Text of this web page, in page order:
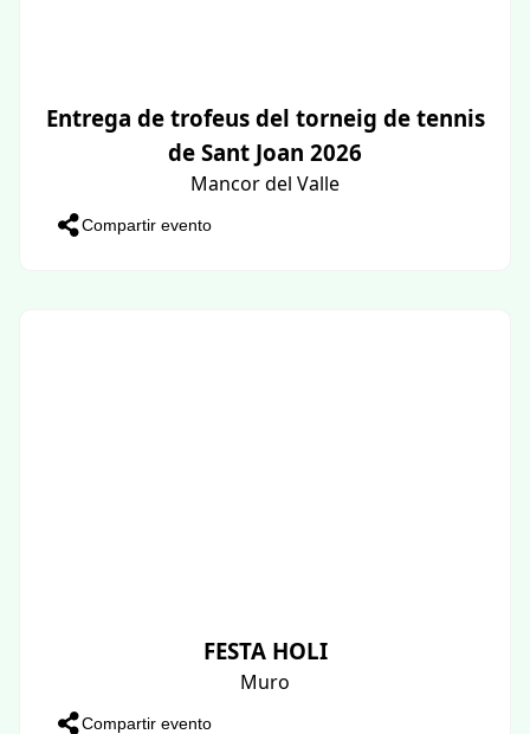
Entrega de trofeus del torneig de tennis
de Sant Joan 2026
Mancor del Valle
Compartir evento
FESTA HOLI
Muro
Compartir evento